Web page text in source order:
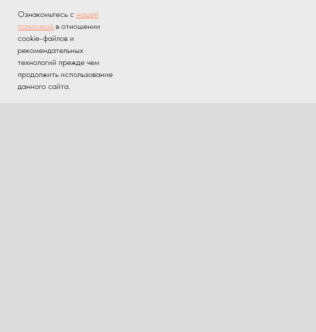
Ознакомьтесь с нашей
политикой в отношении
cookie-файлов и
рекомендательных
технологий прежде чем
продолжить использование
данного сайта.